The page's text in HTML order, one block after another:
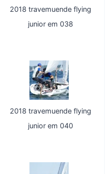
2018 travemuende flying
junior em 038
2018 travemuende flying
junior em 040